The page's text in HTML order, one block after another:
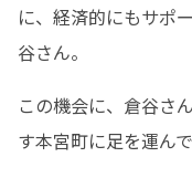
に、経済的にもサポ
谷さん。
この機会に、倉谷さ
す本宮町に足を運ん